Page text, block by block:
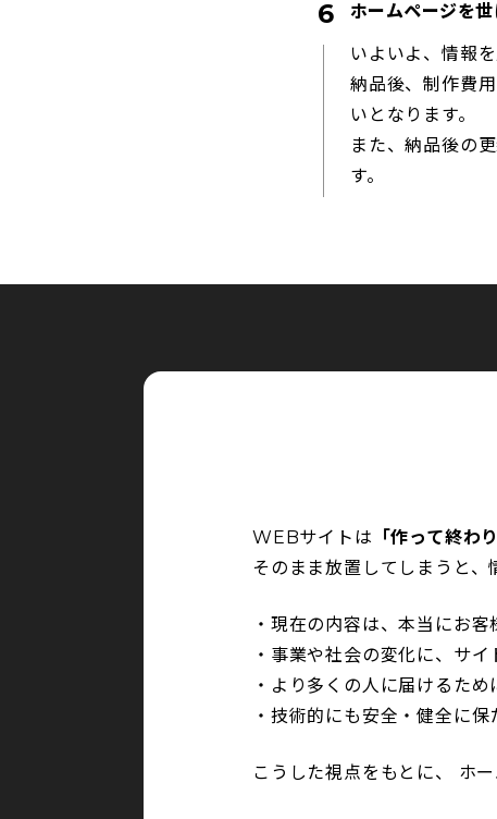
ホームページを世
いよいよ、情報
納品後、制作費
いとなります。
また、納品後の
す。
WEBサイトは 「作って終わ
そのまま放置してしまうと、
・現在の内容は、本当にお客
・事業や社会の変化に、サ
・より多くの人に届けるため
・技術的にも安全・健全に保
こうした視点をもとに、 ホ